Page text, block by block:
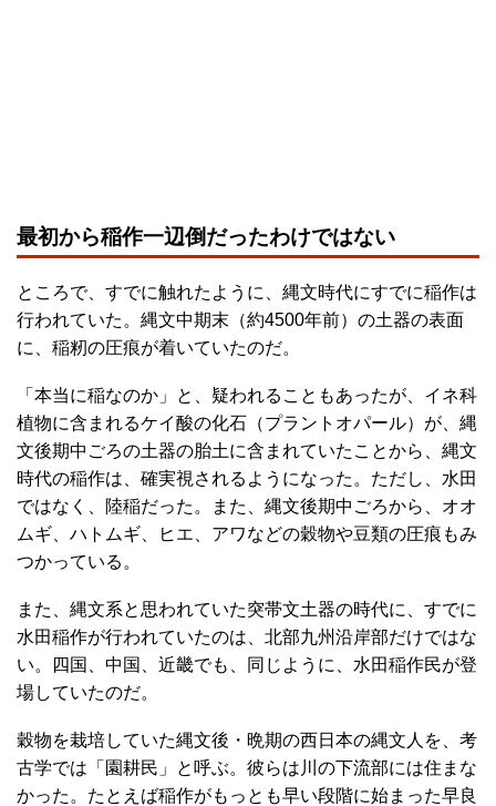
最初から稲作一辺倒だったわけではない
ところで、すでに触れたように、縄文時代にすでに稲作は
行われていた。縄文中期末（約4500年前）の土器の表面
に、稲籾の圧痕が着いていたのだ。
「本当に稲なのか」と、疑われることもあったが、イネ科
植物に含まれるケイ酸の化石（プラントオパール）が、縄
文後期中ごろの土器の胎土に含まれていたことから、縄文
時代の稲作は、確実視されるようになった。ただし、水田
ではなく、陸稲だった。また、縄文後期中ごろから、オオ
ムギ、ハトムギ、ヒエ、アワなどの穀物や豆類の圧痕もみ
つかっている。
また、縄文系と思われていた突帯文土器の時代に、すでに
水田稲作が行われていたのは、北部九州沿岸部だけではな
い。四国、中国、近畿でも、同じように、水田稲作民が登
場していたのだ。
穀物を栽培していた縄文後・晩期の西日本の縄文人を、考
古学では「園耕民」と呼ぶ。彼らは川の下流部には住まな
かった。たとえば稲作がもっとも早い段階に始まった早良